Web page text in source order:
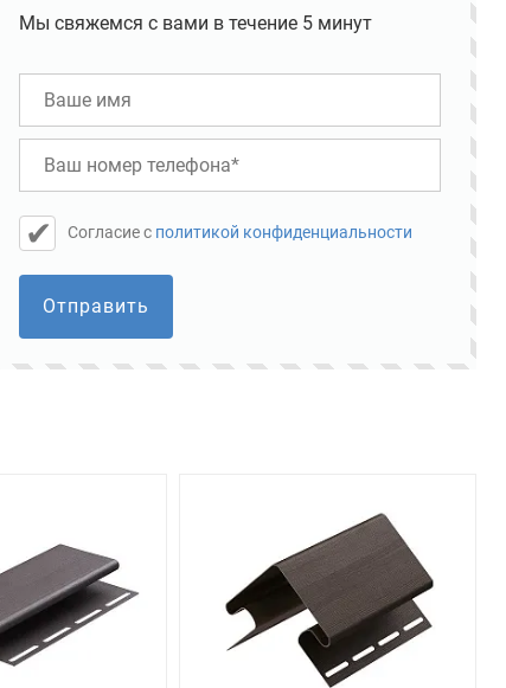
Мы свяжемся с вами в течение 5 минут
Cогласие с политикой конфиденциальности
Отправить